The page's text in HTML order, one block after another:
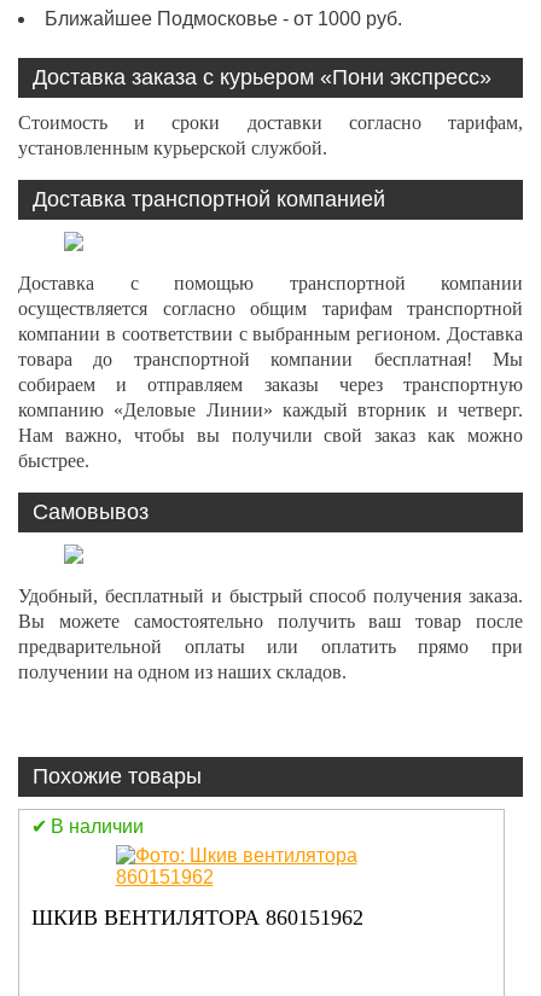
Ближайшее Подмосковье - от 1000 руб.
Доставка заказа с курьером «Пони экспресс»
Стоимость и сроки доставки согласно тарифам,
установленным курьерской службой.
Доставка транспортной компанией
Доставка с помощью транспортной компании
осуществляется согласно общим тарифам транспортной
компании в соответствии с выбранным регионом. Доставка
товара до транспортной компании бесплатная! Мы
собираем и отправляем заказы через транспортную
компанию «Деловые Линии» каждый вторник и четверг.
Нам важно, чтобы вы получили свой заказ как можно
быстрее.
Самовывоз
Удобный, бесплатный и быстрый способ получения заказа.
Вы можете самостоятельно получить ваш товар после
предварительной оплаты или оплатить прямо при
получении на одном из наших складов.
Похожие товары
В наличии
ВЫКЛЮЧАТЕЛЬ МАССЫ 803611819